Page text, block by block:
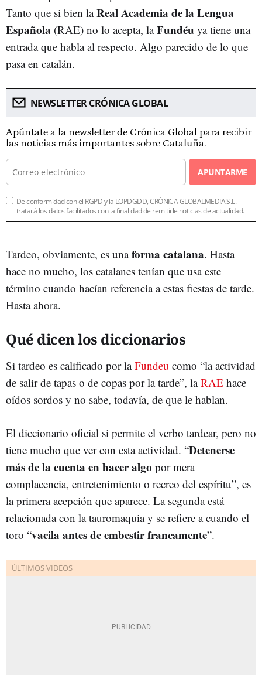
Tanto que si bien laReal Academia de la Lengua
Española (RAE) no lo acepta, laFundéu ya tiene una
entrada que habla al respecto. Algo parecido de lo que
pasa en catalán.
NEWSLETTER CRÓNICA GLOBAL
Apúntate a la newsletter de Crónica Global para recibir
las noticias más importantes sobre Cataluña.
APUNTARME
De conformidad con el RGPD y la LOPDGDD, CRÓNICA GLOBALMEDIA S.L.
tratará los datos facilitados con la finalidad de remitirle noticias de actualidad.
Tardeo, obviamente, es unaforma catalana. Hasta
hace no mucho, los catalanes tenían que usa este
término cuando hacían referencia a estas fiestas de tarde.
Hasta ahora.
Qué dicen los diccionarios
Si tardeo es calificado por laFundeu como “la actividad
de salir de tapas o de copas por la tarde”, laRAE hace
oídos sordos y no sabe, todavía, de que le hablan.
El diccionario oficial si permite el verbo tardear, pero no
tiene mucho que ver con esta actividad. “Detenerse
más de la cuenta en hacer algo por mera
complacencia, entretenimiento o recreo del espíritu”, es
la primera acepción que aparece. La segunda está
relacionada con la tauromaquia y se refiere a cuando el
toro “vacila antes de embestir francamente”.